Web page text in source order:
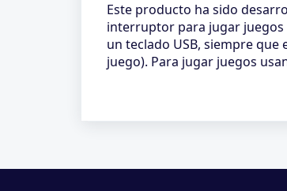
Este producto ha sido
interruptor para jugar juegos
un teclado USB, siempre
juego). Para jugar juegos